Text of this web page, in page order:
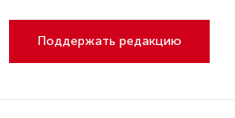
Поддержать редакцию